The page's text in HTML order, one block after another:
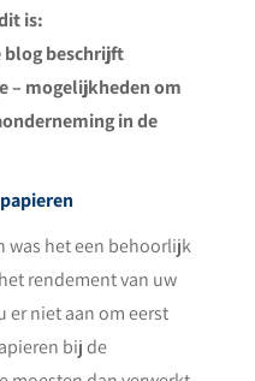
is:
blog beschrijft
– mogelijkheden om
in de
was het een behoorlijk
rendement van uw
er niet aan om eerst
bij de